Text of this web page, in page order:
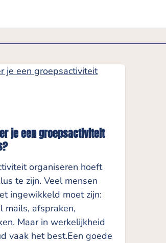
je een groepsactiviteit
organiseren hoeft
te zijn. Veel mensen
ingewikkeld moet zijn:
mails, afspraken,
Maar in werkelijkheid
vaak het best.Een goede